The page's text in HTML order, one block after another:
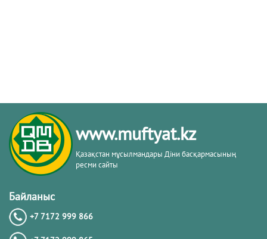
www.muftyat.kz
Қазақстан мұсылмандары Діни басқармасының
ресми сайты
Байланыс
+7 7172 999 866